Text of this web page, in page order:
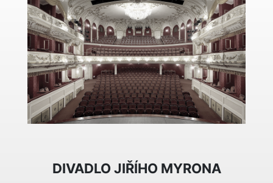
DIVADLO JIŘÍHO MYRONA